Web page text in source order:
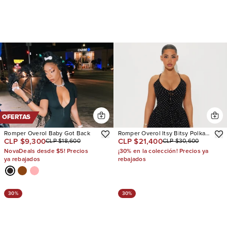
OFERTAS
Romper Overol Baby Got Back
CLP $9,300CLP $18,600
NovaDeals desde $5! Precios
ya rebajados
Romper Overol Itsy Bitsy Polka
Dot
CLP $21,400CLP $30,600
¡30% en la colección! Precios ya
rebajados
30% 30%